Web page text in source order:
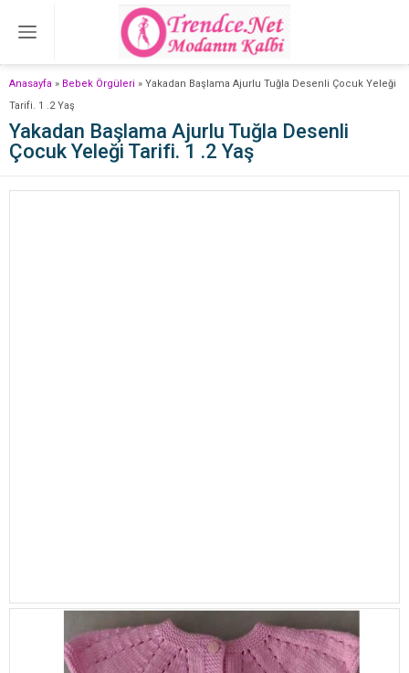
Anasayfa » Bebek Örgüleri » Yakadan Başlama Ajurlu Tuğla Desenli Çocuk Yeleği
Tarifi. 1 .2 Yaş
Yakadan Başlama Ajurlu Tuğla Desenli
Çocuk Yeleği Tarifi. 1 .2 Yaş